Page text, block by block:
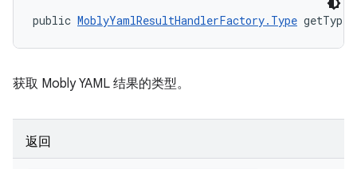
public MoblyYamlResultHandlerFactory.Type
获取 Mobly YAML 结果的类型。
返回